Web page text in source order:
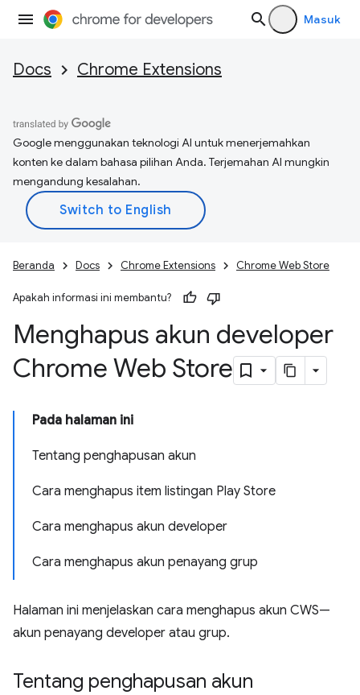
Masuk
Docs Chrome Extensions
Google menggunakan teknologi AI untuk menerjemahkan
konten ke dalam bahasa pilihan Anda. Terjemahan AI mungkin
mengandung kesalahan.
Beranda Docs Chrome Extensions Chrome Web Store
Apakah informasi ini membantu?
Menghapus akun developer
Chrome Web Store
Pada halaman ini
Tentang penghapusan akun
Cara menghapus item listingan Play Store
Cara menghapus akun developer
Cara menghapus akun penayang grup
Halaman ini menjelaskan cara menghapus akun CWS—
akun penayang developer atau grup.
Tentang penghapusan akun